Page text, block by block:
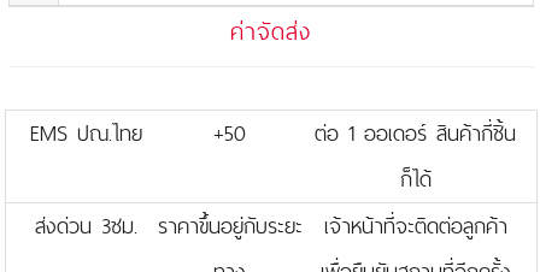
ค่าจัดส่ง
EMS ปณ.ไทย +50
ต่อ 1 ออเดอร์ สินค้ากี่ชิ้น
ก็ได้
ส่งด่วน 3ชม.
ราคาขึ้นอยู่กับระยะ
เจ้าหน้าที่จะติดต่อลูกค้า